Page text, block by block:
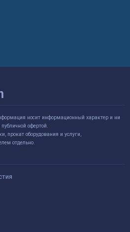
носит информационный характер и ни
офертой.
прокат оборудования и услуги,
отдельно.